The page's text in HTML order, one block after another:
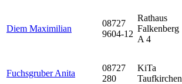
Diem Maximilian
08727
9604-12
Rathaus
Falkenberg
A 4
Fuchsgruber Anita
08727
280
KiTa
Taufkirchen